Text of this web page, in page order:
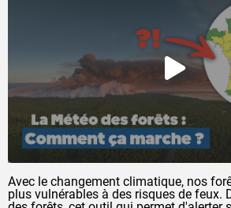
Avec le changement climatique, nos
plus vulnérables à des risques de feux.